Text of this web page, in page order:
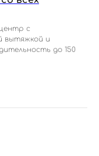
с
вытяжкой и
до 150